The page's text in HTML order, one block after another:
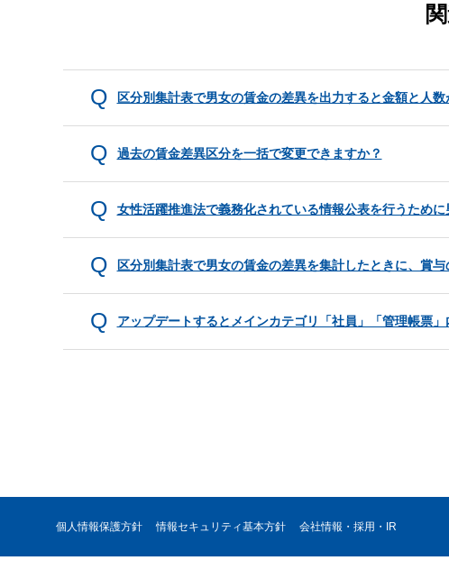
区分別集計表で男女の賃金の差異を出力すると金額と人数
過去の賃金差異区分を一括で変更できますか？
女性活躍推進法で義務化されている情報公表を行うために
区分別集計表で男女の賃金の差異を集計したときに、賞
アップデートするとメインカテゴリ「社員」「管理帳票
個人情報保護方針 情報セキュリティ基本方針 会社情報・採用・IR